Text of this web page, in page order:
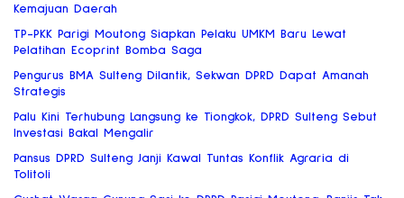
Kemajuan Daerah
TP-PKK Parigi Moutong Siapkan Pelaku UMKM Baru Lewat
Pelatihan Ecoprint Bomba Saga
Pengurus BMA Sulteng Dilantik, Sekwan DPRD Dapat Amanah
Strategis
Palu Kini Terhubung Langsung ke Tiongkok, DPRD Sulteng Sebut
Investasi Bakal Mengalir
Pansus DPRD Sulteng Janji Kawal Tuntas Konflik Agraria di
Tolitoli